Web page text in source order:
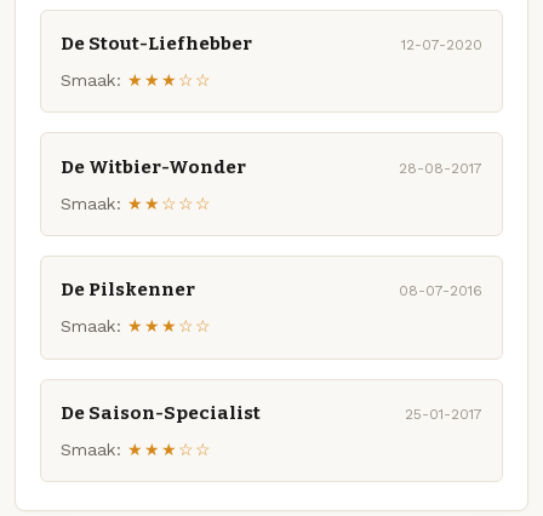
De Stout-Liefhebber 12-07-2020
Smaak: ★★★☆☆
De Witbier-Wonder 28-08-2017
Smaak: ★★☆☆☆
De Pilskenner 08-07-2016
Smaak: ★★★☆☆
De Saison-Specialist 25-01-2017
Smaak: ★★★☆☆